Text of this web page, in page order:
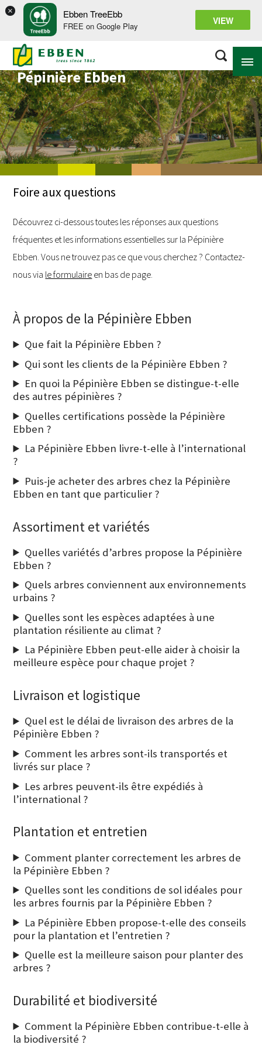
× Ebben TreeEbb
FREE on Google Play VIEW
À PROPOS D’EBBEN
SOLUTIONS
ASSORTIMENT
PROJETS
Foire aux questions et
réponses sur la
Pépinière Ebben
Foire aux questions
Découvrez ci-dessous toutes les réponses aux questions
fréquentes et les informations essentielles sur la Pépinière
Ebben. Vous ne trouvez pas ce que vous cherchez ? Contactez-
nous via le formulaire en bas de page.
À propos de la Pépinière Ebben
Que fait la Pépinière Ebben ?
Qui sont les clients de la Pépinière Ebben ?
En quoi la Pépinière Ebben se distingue-t-elle
des autres pépinières ?
Quelles certifications possède la Pépinière
Ebben ?
La Pépinière Ebben livre-t-elle à l’international
?
Puis-je acheter des arbres chez la Pépinière
Ebben en tant que particulier ?
Assortiment et variétés
Quelles variétés d’arbres propose la Pépinière
Ebben ?
Quels arbres conviennent aux environnements
urbains ?
Quelles sont les espèces adaptées à une
plantation résiliente au climat ?
La Pépinière Ebben peut-elle aider à choisir la
meilleure espèce pour chaque projet ?
Livraison et logistique
Quel est le délai de livraison des arbres de la
Pépinière Ebben ?
Comment les arbres sont-ils transportés et
livrés sur place ?
Les arbres peuvent-ils être expédiés à
l’international ?
Plantation et entretien
Comment planter correctement les arbres de
la Pépinière Ebben ?
Quelles sont les conditions de sol idéales pour
les arbres fournis par la Pépinière Ebben ?
La Pépinière Ebben propose-t-elle des conseils
pour la plantation et l’entretien ?
Quelle est la meilleure saison pour planter des
arbres ?
Durabilité et biodiversité
Comment la Pépinière Ebben contribue-t-elle à
la biodiversité ?